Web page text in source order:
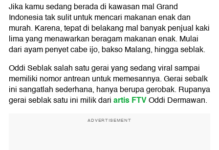
Jika kamu sedang berada di kawasan mal Grand
Indonesia tak sulit untuk mencari makanan enak dan
murah. Karena, tepat di belakang mal banyak penjual kaki
lima yang menawarkan beragam makanan enak. Mulai
dari ayam penyet cabe ijo, bakso Malang, hingga seblak.
Oddi Seblak salah satu gerai yang sedang viral sampai
memiliki nomor antrean untuk memesannya. Gerai sebalk
ini sangatlah sederhana, hanya berupa gerobak. Rupanya
gerai seblak satu ini milik dariartis FTVOddi Dermawan.
ADVERTISEMENT